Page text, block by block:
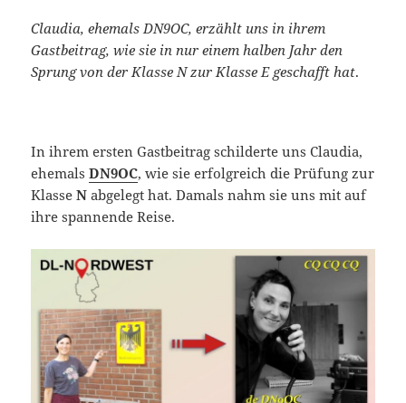
Claudia, ehemals DN9OC, erzählt uns in ihrem
Gastbeitrag, wie sie in nur einem halben Jahr den
Sprung von der Klasse N zur Klasse E geschafft hat.
In ihrem ersten Gastbeitrag schilderte uns Claudia,
ehemalsDN9OC, wie sie erfolgreich die Prüfung zur
KlasseNabgelegt hat. Damals nahm sie uns mit auf
ihre spannende Reise.